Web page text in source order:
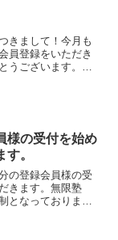
きまして！今月も
員登録をいただき
うございます。お
様の受付を始め
。
の登録会員様の受
きます。無限塾
となっております